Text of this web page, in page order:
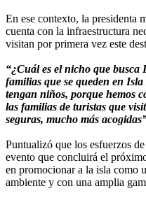
En ese contexto, la presidenta
cuenta con la infraestructura
visitan por primera vez este
“¿Cuál es el nicho que
familias que se queden en
tengan niños, porque hemos
las familias de turistas que
seguras, mucho más
Puntualizó que los esfuerzos
evento que concluirá el
en promocionar a la isla como
ambiente y con una amplia